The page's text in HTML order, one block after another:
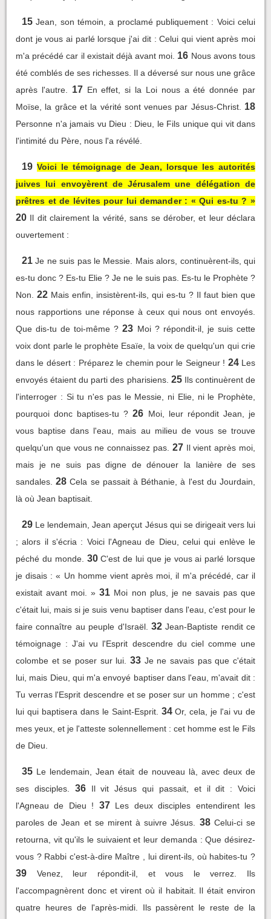
15 Jean, son témoin, a proclamé publiquement : Voici celui
dont je vous ai parlé lorsque j'ai dit : Celui qui vient après moi
m'a précédé car il existait déjà avant moi. 16 Nous avons tous
été comblés de ses richesses. Il a déversé sur nous une grâce
après l'autre.
17 En effet, si la Loi nous a été donnée par
Moïse, la grâce et la vérité sont venues par Jésus-Christ.
18
Personne n'a jamais vu Dieu : Dieu, le Fils unique qui vit dans
l'intimité du Père, nous l'a révélé.
19 Voici le témoignage de Jean, lorsque les autorités
juives lui envoyèrent de Jérusalem une délégation de
prêtres et de lévites pour lui demander : « Qui es-tu ? »
20 Il dit clairement la vérité, sans se dérober, et leur déclara
ouvertement :
21 Je ne suis pas le Messie. Mais alors, continuèrent-ils, qui
es-tu donc ? Es-tu Elie ? Je ne le suis pas. Es-tu le Prophète ?
Non.
22 Mais enfin, insistèrent-ils, qui es-tu ? Il faut bien que
nous rapportions une réponse à ceux qui nous ont envoyés.
Que dis-tu de toi-même ? 23 Moi ? répondit-il, je suis cette
voix dont parle le prophète Esaïe, la voix de quelqu'un qui crie
dans le désert : Préparez le chemin pour le Seigneur ! 24 Les
envoyés étaient du parti des pharisiens. 25 Ils continuèrent de
l'interroger : Si tu n'es pas le Messie, ni Elie, ni le Prophète,
pourquoi donc baptises-tu ? 26 Moi, leur répondit Jean, je
vous baptise dans l'eau, mais au milieu de vous se trouve
quelqu'un que vous ne connaissez pas. 27 Il vient après moi,
mais je ne suis pas digne de dénouer la lanière de ses
sandales. 28 Cela se passait à Béthanie, à l'est du Jourdain,
là où Jean baptisait.
29 Le lendemain, Jean aperçut Jésus qui se dirigeait vers lui
; alors il s'écria : Voici l'Agneau de Dieu, celui qui enlève le
péché du monde. 30 C'est de lui que je vous ai parlé lorsque
je disais : « Un homme vient après moi, il m'a précédé, car il
existait avant moi. » 31 Moi non plus, je ne savais pas que
c'était lui, mais si je suis venu baptiser dans l'eau, c'est pour le
faire connaître au peuple d'Israël. 32 Jean-Baptiste rendit ce
témoignage : J'ai vu l'Esprit descendre du ciel comme une
colombe et se poser sur lui.
33 Je ne savais pas que c'était
lui, mais Dieu, qui m'a envoyé baptiser dans l'eau, m'avait dit :
Tu verras l'Esprit descendre et se poser sur un homme ; c'est
lui qui baptisera dans le Saint-Esprit. 34 Or, cela, je l'ai vu de
mes yeux, et je l'atteste solennellement : cet homme est le Fils
de Dieu.
35 Le lendemain, Jean était de nouveau là, avec deux de
ses disciples.
36
Il vit Jésus qui passait, et il dit : Voici
l'Agneau de Dieu !
37 Les deux disciples entendirent les
paroles de Jean et se mirent à suivre Jésus.
38 Celui-ci se
retourna, vit qu'ils le suivaient et leur demanda : Que désirez-
vous ? Rabbi c'est-à-dire Maître , lui dirent-ils, où habites-tu ?
39
Venez, leur répondit-il, et vous le verrez. Ils
l'accompagnèrent donc et virent où il habitait. Il était environ
quatre heures de l'après-midi. Ils passèrent le reste de la